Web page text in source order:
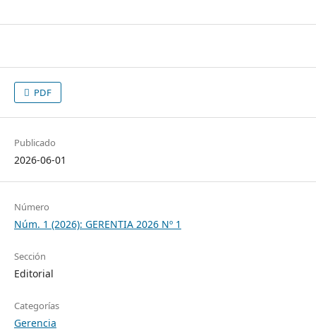
PDF
Publicado
2026-06-01
Número
Núm. 1 (2026): GERENTIA 2026 Nº 1
Sección
Editorial
Categorías
Gerencia